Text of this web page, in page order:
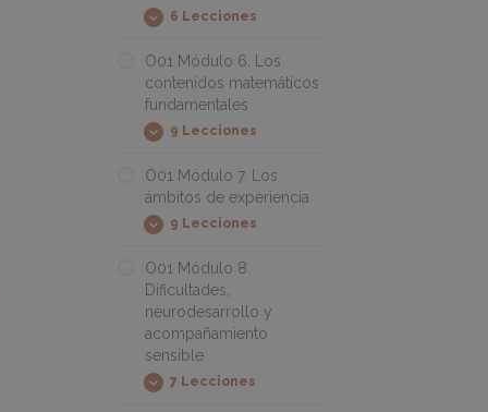
Expandir
O01
5.
pedagógicos
y
científicos
6 Lecciones
O01 Módulo 6. Los
contenidos matemáticos
fundamentales
Expandir
O01
6.
contenidos
matemáticos
fundamentales
9 Lecciones
O01 Módulo 7. Los
ámbitos de experiencia
Expandir
O01
7.
ámbitos
de
experiencia
9 Lecciones
O01 Módulo 8.
Dificultades,
neurodesarrollo y
acompañamiento
sensible
Expandir
O01 7 Lecciones